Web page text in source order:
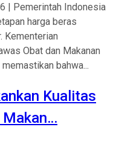
| Pemerintah Indonesia
harga beras
Kementerian
Obat dan Makanan
bahwa...
Kualitas
Makan…